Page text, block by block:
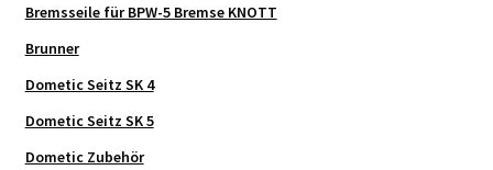
Bremsseile für BPW-5 Bremse KNOTT
Brunner
Dometic Seitz SK 4
Dometic Seitz SK 5
Dometic Zubehör